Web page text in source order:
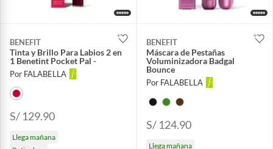
BENEFIT
Tinta y Brillo Para Labios 2 en
1 Benetint Pocket Pal -
Por FALABELLA
S/ 129.90
Llega mañana
BENEFIT
Máscara de Pestañas
Voluminizadora Badgal
Bounce
Por FALABELLA
S/ 124.90
Llega mañana